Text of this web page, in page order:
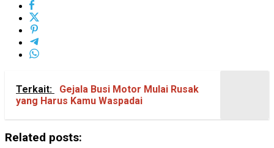
Terkait:
Gejala Busi Motor Mulai Rusak
yang Harus Kamu Waspadai
Related posts: